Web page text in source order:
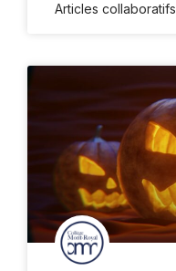
Articles collaboratifs